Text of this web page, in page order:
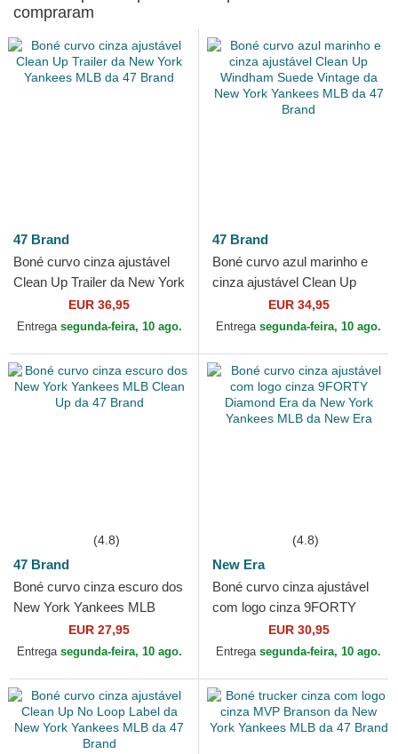
compraram
47 Brand
Boné curvo cinza ajustável
Clean Up Trailer da New York
Yankees MLB da 47 Brand
EUR 36,95
Entrega segunda-feira, 10 ago.
47 Brand
Boné curvo azul marinho e
cinza ajustável Clean Up
Windham Suede Vintage da
New York Yankees MLB...
EUR 34,95
Entrega segunda-feira, 10 ago.
(4.8)
47 Brand
Boné curvo cinza escuro dos
New York Yankees MLB
Clean Up da 47 Brand
EUR 27,95
Entrega segunda-feira, 10 ago.
(4.8)
New Era
Boné curvo cinza ajustável
com logo cinza 9FORTY
Diamond Era da New York
Yankees MLB da New Era
EUR 30,95
Entrega segunda-feira, 10 ago.